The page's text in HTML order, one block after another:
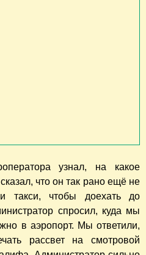
узнал, на какое
что он так рано ещё не
такси, чтобы доехать до
спросил, куда мы
в аэропорт. Мы ответили,
рассвет на смотровой